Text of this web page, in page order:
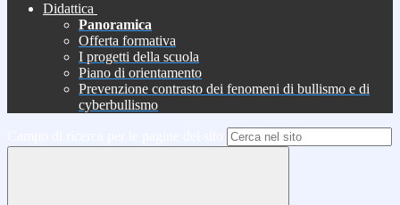
Didattica
Panoramica
Offerta formativa
I progetti della scuola
Piano di orientamento
Prevenzione contrasto dei fenomeni di bullismo e di
cyberbullismo